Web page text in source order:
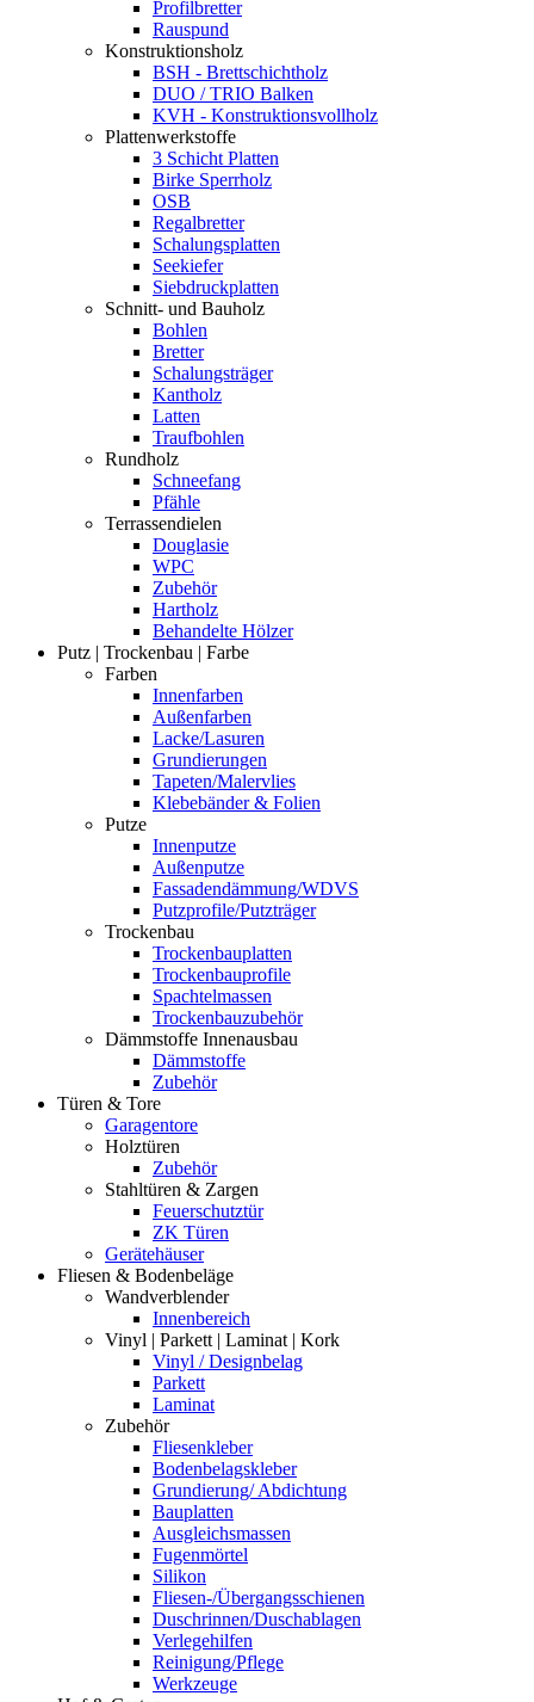
Profilbretter
Rauspund
Konstruktionsholz
BSH - Brettschichtholz
DUO / TRIO Balken
KVH - Konstruktionsvollholz
Plattenwerkstoffe
3 Schicht Platten
Birke Sperrholz
OSB
Regalbretter
Schalungsplatten
Seekiefer
Siebdruckplatten
Schnitt- und Bauholz
Bohlen
Bretter
Schalungsträger
Kantholz
Latten
Traufbohlen
Rundholz
Schneefang
Pfähle
Terrassendielen
Douglasie
WPC
Zubehör
Hartholz
Behandelte Hölzer
Putz | Trockenbau | Farbe
Farben
Innenfarben
Außenfarben
Lacke/Lasuren
Grundierungen
Tapeten/Malervlies
Klebebänder & Folien
Putze
Innenputze
Außenputze
Fassadendämmung/WDVS
Putzprofile/Putzträger
Trockenbau
Trockenbauplatten
Trockenbauprofile
Spachtelmassen
Trockenbauzubehör
Dämmstoffe Innenausbau
Dämmstoffe
Zubehör
Türen & Tore
Garagentore
Holztüren
Zubehör
Stahltüren & Zargen
Feuerschutztür
ZK Türen
Gerätehäuser
Fliesen & Bodenbeläge
Wandverblender
Innenbereich
Vinyl | Parkett | Laminat | Kork
Vinyl / Designbelag
Parkett
Laminat
Zubehör
Fliesenkleber
Bodenbelagskleber
Grundierung/ Abdichtung
Bauplatten
Ausgleichsmassen
Fugenmörtel
Silikon
Fliesen-/Übergangsschienen
Duschrinnen/Duschablagen
Verlegehilfen
Reinigung/Pflege
Werkzeuge